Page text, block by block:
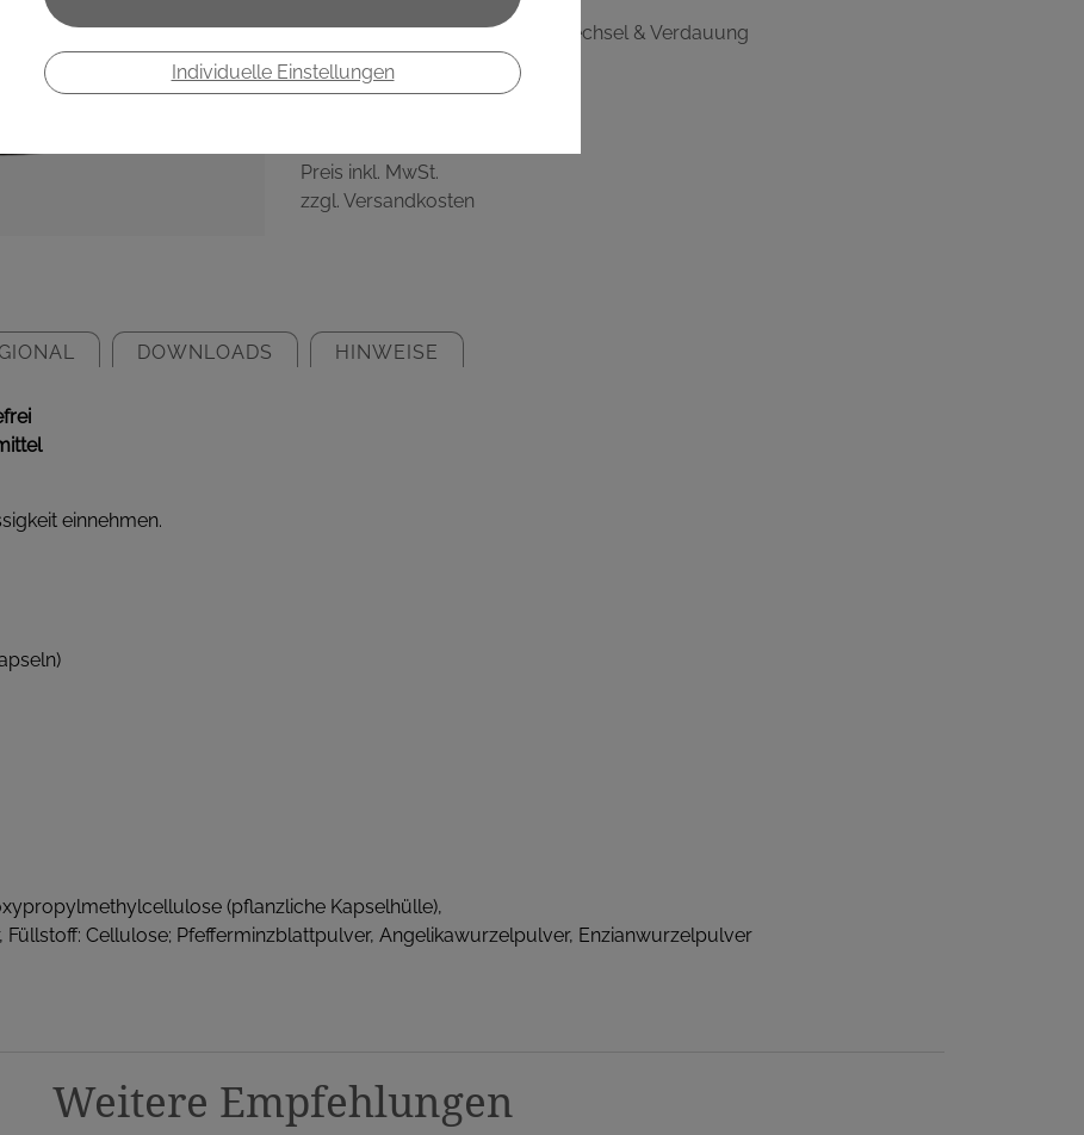
Unterstützt Galle, Leber, Stoffwechsel & Verdauung
€ 21,95
Preis inkl. MwSt.
zzgl. Versandkosten
DOWNLOADS HINWEISE
einnehmen.
(pflanzliche Kapselhülle),
Cellulose; Pfefferminzblattpulver, Angelikawurzelpulver, Enzianwurzelpulver
Weitere Empfehlungen
Individuelle Einstellungen